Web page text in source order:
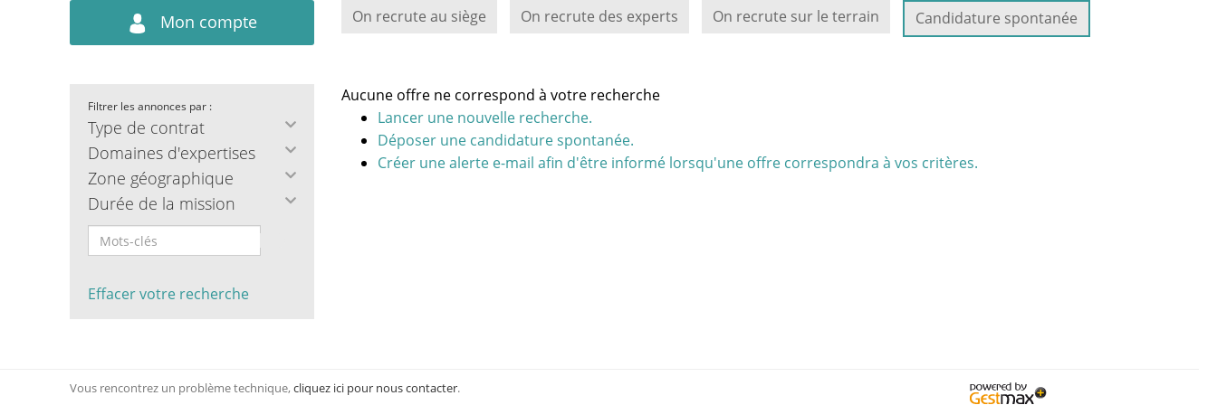
Mon compte On recrute au siège On recrute des experts On recrute sur le terrain Candidature spontanée
Filtrer les annonces par :
Type de contrat
Domaines d'expertises
Zone géographique
Durée de la mission
Effacer votre recherche
Aucune offre ne correspond à votre recherche
Lancer une nouvelle recherche.
Déposer une candidature spontanée.
Créer une alerte e-mail afin d'être informé lorsqu'une offre correspondra à vos critères.
Vous rencontrez un problème technique,cliquez ici pour nous contacter.